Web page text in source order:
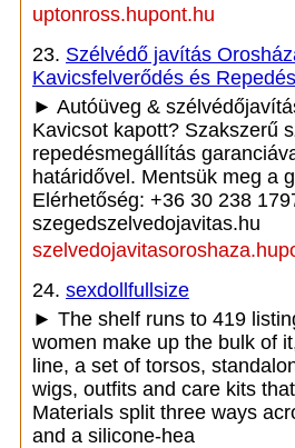
uptonross.hupont.hu
23. Szélvédő javítás
Kavicsfelverődés és
► Autóüveg &
Kavicsot kapott? Szakszerű
repedésmegállítás
határidővel. Mentsük meg a
Elérhetőség: +36 30 238 1797
szegedszelvedojavitas.hu
24. sexdollfullsize
► The shelf runs to 419
women make up the bulk of
line, a set of torsos,
wigs, outfits and care kits
Materials split three ways
and a silicone-hea